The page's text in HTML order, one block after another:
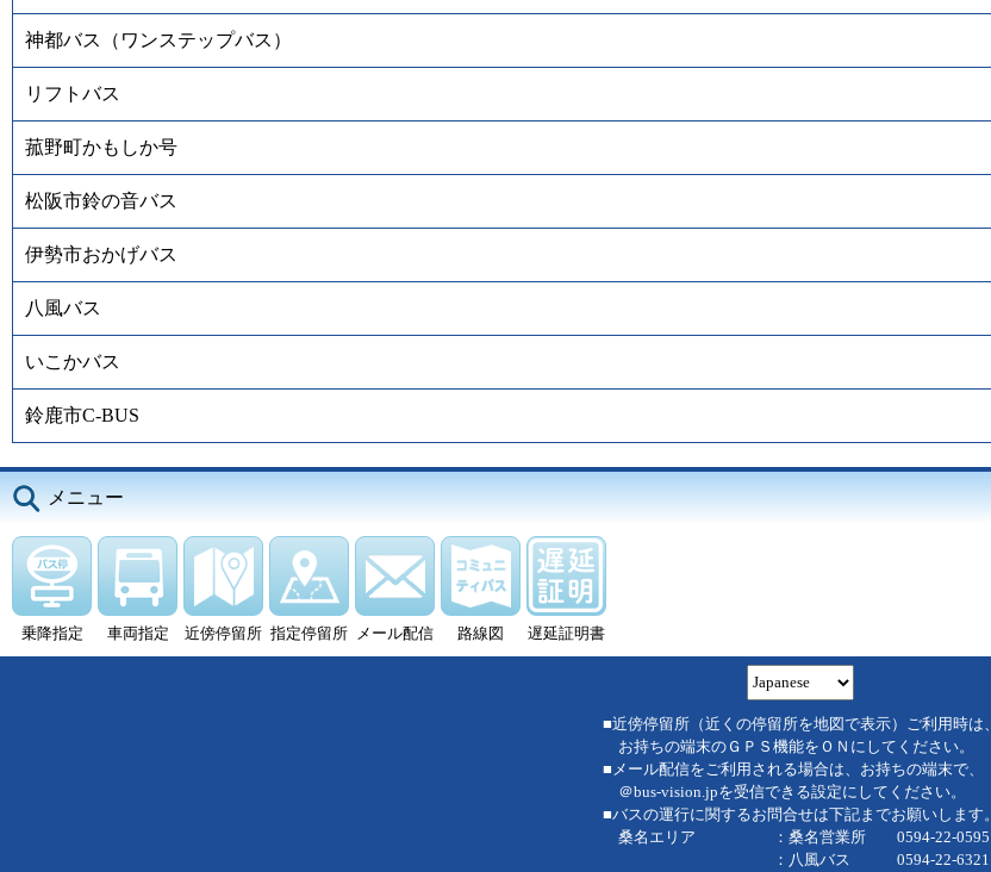
神都バス（ワンステップバス）
リフトバス
菰野町かもしか号
松阪市鈴の音バス
伊勢市おかげバス
八風バス
いこかバス
鈴鹿市C-BUS
メニュー
乗降指定 車両指定 近傍停留所 指定停留所 メール配信 路線図 遅延証明書
■近傍停留所（近くの停留所を地図で表示）ご利用時は、
お持ちの端末のＧＰＳ機能をＯＮにしてください。
■メール配信をご利用される場合は、お持ちの端末で、
＠bus-vision.jpを受信できる設定にしてください。
■バスの運行に関するお問合せは下記までお願いします。
桑名エリア ：桑名営業所 0594-22-0595
：八風バス 0594-22-6321